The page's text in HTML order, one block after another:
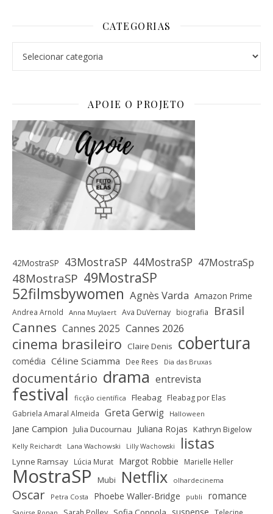
CATEGORIAS
APOIE O PROJETO
42MostraSP 43MostraSP 44MostraSP 47MostraSp
48MostraSP 49MostraSP
52filmsbywomen Agnès Varda Amazon Prime
Andrea Arnold Anna Muylaert Ava DuVernay biografia Brasil
Cannes Cannes 2025 Cannes 2026
cinema brasileiro Claire Denis cobertura
comédia Céline Sciamma Dee Rees Dia das Bruxas
documentário drama entrevista
festival ficção científica Fleabag Fleabag por Elas
Gabriela Amaral Almeida Greta Gerwig Halloween
Jane Campion Julia Ducournau Juliana Rojas Kathryn Bigelow
Kelly Reichardt Lana Wachowski Lilly Wachowski listas
Lynne Ramsay Lúcia Murat Margot Robbie Marielle Heller
MostraSP Mubi Netflix olhardecinema
Oscar Petra Costa Phoebe Waller-Bridge publi romance